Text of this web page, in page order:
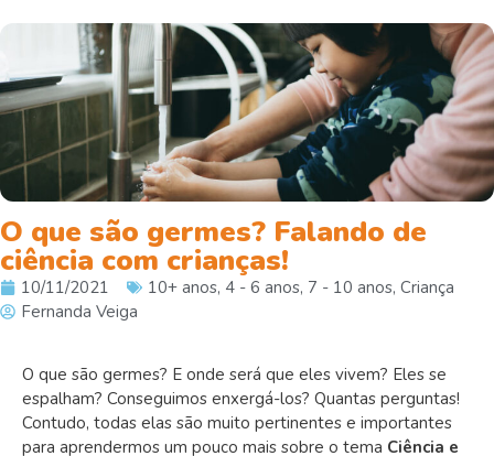
O que são germes? Falando de
ciência com crianças!
10/11/2021 10+ anos, 4 - 6 anos, 7 - 10 anos, Criança
Fernanda Veiga
O que são germes? E onde será que eles vivem? Eles se
espalham? Conseguimos enxergá-los? Quantas perguntas!
Contudo, todas elas são muito pertinentes e importantes
para aprendermos um pouco mais sobre o tema Ciência e